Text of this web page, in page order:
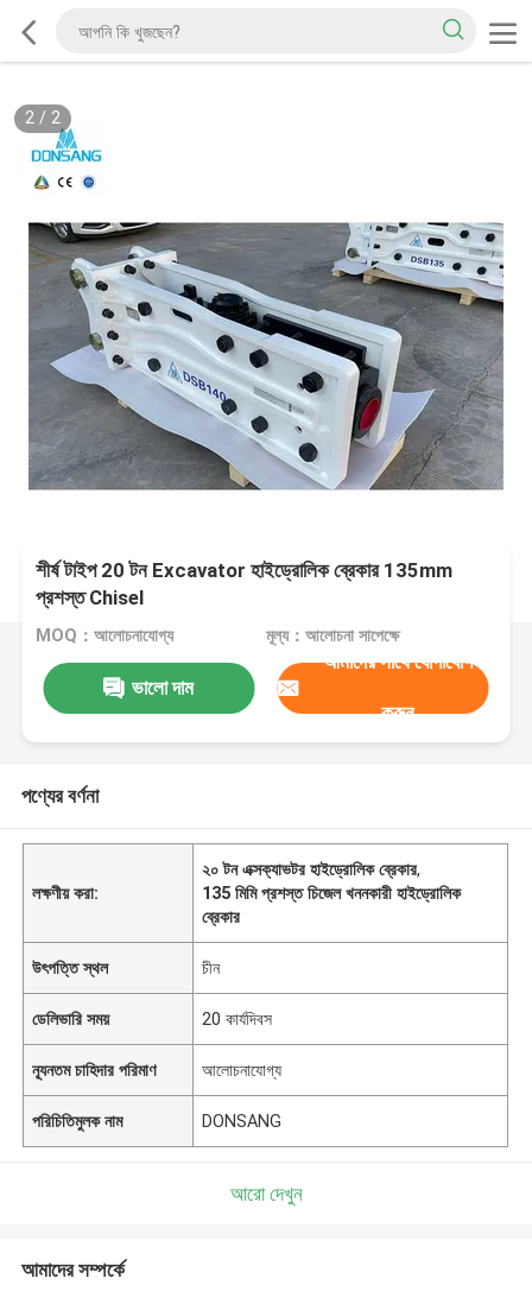
2/ 2
শীর্ষ টাইপ 20 টন Excavator হাইড্রোলিক ব্রেকার 135mm
প্রশস্ত Chisel
MOQ：আলোচনাযোগ্য মূল্য：আলোচনা সাপেক্ষে
ভালো দাম
আমাদের সাথে যোগাযোগ
করুন
পণ্যের বর্ণনা
লক্ষণীয় করা:
২০ টন এক্সক্যাভটর হাইড্রোলিক ব্রেকার,
135 মিমি প্রশস্ত চিজেল খননকারী হাইড্রোলিক
ব্রেকার
উৎপত্তি স্থল চীন
ডেলিভারি সময় 20 কার্যদিবস
ন্যূনতম চাহিদার পরিমাণ আলোচনাযোগ্য
পরিচিতিমুলক নাম DONSANG
আরো দেখুন
আমাদের সম্পর্কে